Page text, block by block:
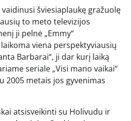
vaidinusi šviesiaplaukę gražuolę
to meto televizijos
ji pelnė „Emmy“
viena perspektyviausių
Barbarai“, ji dar kurį laiką
seriale „Visi mano vaikai“
2005 metais jos gyvenimas
atsisveikinti su Holivudu ir